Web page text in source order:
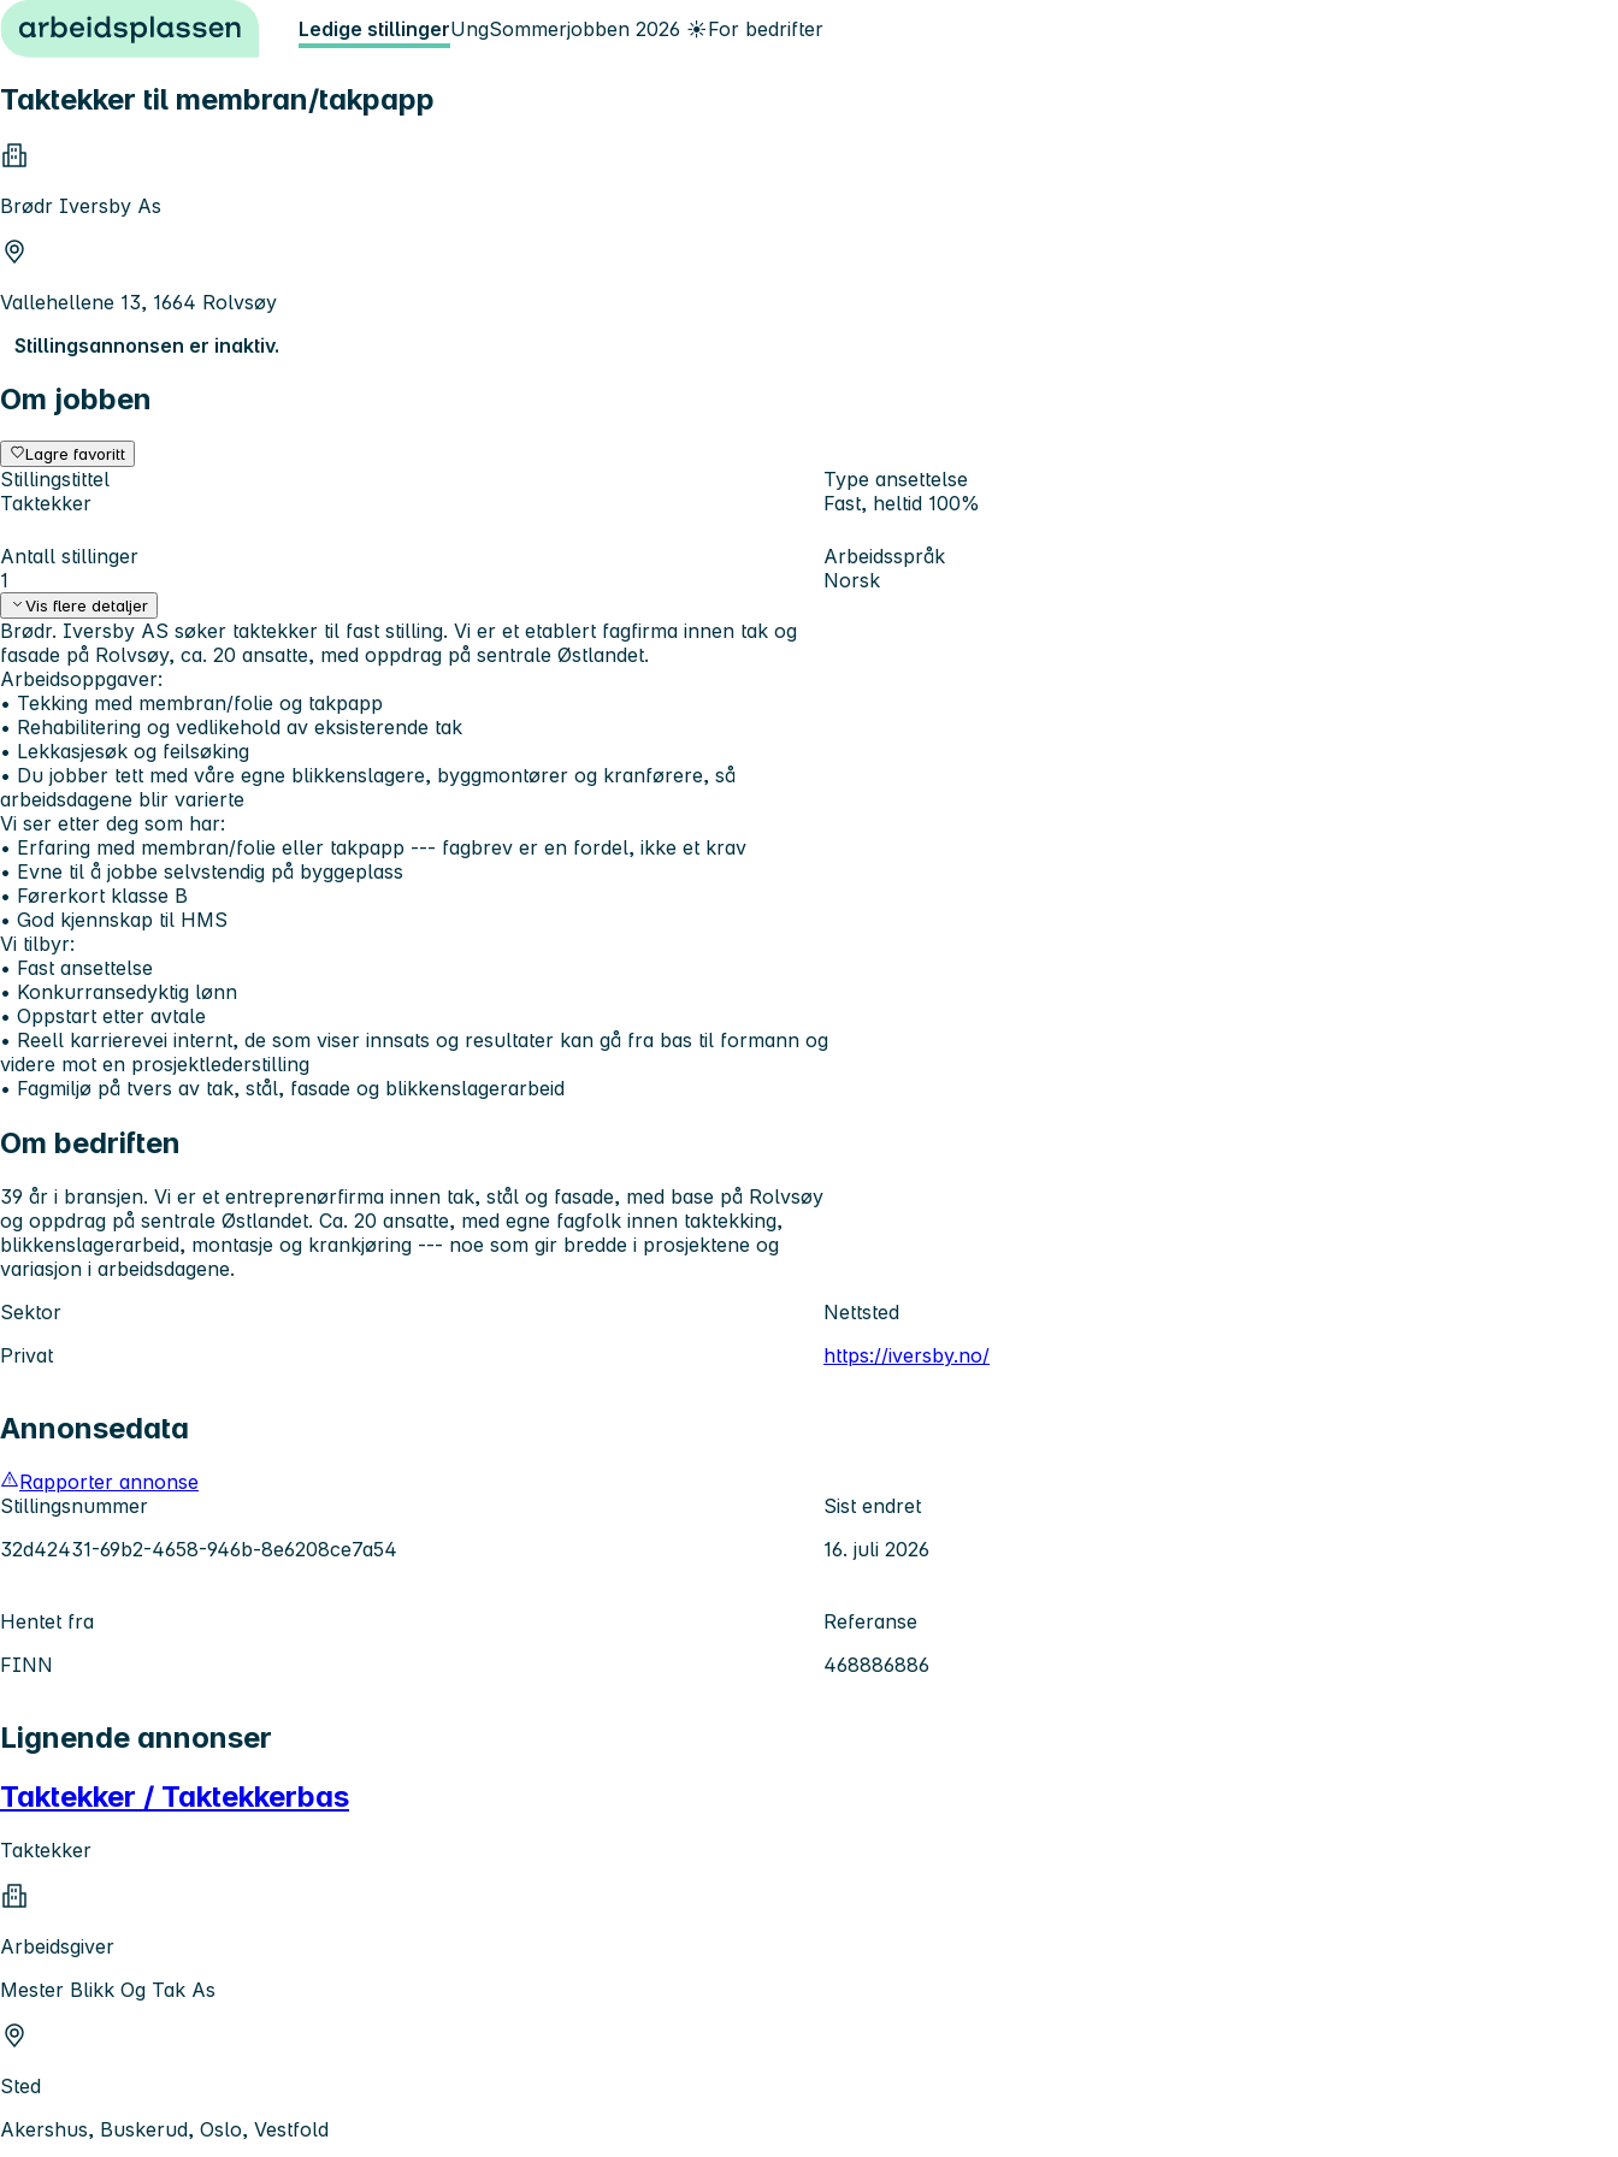
Hopp til innhold Ledige stillingerUngSommerjobben 2026 ☀️For bedrifter
Taktekker til membran/takpapp
Brødr Iversby As
Vallehellene 13, 1664 Rolvsøy
Stillingsannonsen er inaktiv.
Om jobben
Lagre favoritt
Stillingstittel
Taktekker
Type ansettelse
Fast, heltid 100%
Antall stillinger
1
Arbeidsspråk
Norsk
Vis flere detaljer
Brødr. Iversby AS søker taktekker til fast stilling. Vi er et etablert fagfirma innen tak og
fasade på Rolvsøy, ca. 20 ansatte, med oppdrag på sentrale Østlandet.
Arbeidsoppgaver:
• Tekking med membran/folie og takpapp
• Rehabilitering og vedlikehold av eksisterende tak
• Lekkasjesøk og feilsøking
• Du jobber tett med våre egne blikkenslagere, byggmontører og kranførere, så
arbeidsdagene blir varierte
Vi ser etter deg som har:
• Erfaring med membran/folie eller takpapp --- fagbrev er en fordel, ikke et krav
• Evne til å jobbe selvstendig på byggeplass
• Førerkort klasse B
• God kjennskap til HMS
Vi tilbyr:
• Fast ansettelse
• Konkurransedyktig lønn
• Oppstart etter avtale
• Reell karrierevei internt, de som viser innsats og resultater kan gå fra bas til formann og
videre mot en prosjektlederstilling
• Fagmiljø på tvers av tak, stål, fasade og blikkenslagerarbeid
Om bedriften
39 år i bransjen. Vi er et entreprenørfirma innen tak, stål og fasade, med base på Rolvsøy
og oppdrag på sentrale Østlandet. Ca. 20 ansatte, med egne fagfolk innen taktekking,
blikkenslagerarbeid, montasje og krankjøring --- noe som gir bredde i prosjektene og
variasjon i arbeidsdagene.
Sektor
Privat
Nettsted
https://iversby.no/
Annonsedata
Rapporter annonse
Stillingsnummer
32d42431-69b2-4658-946b-8e6208ce7a54
Sist endret
16. juli 2026
Hentet fra
FINN
Referanse
468886886
Lignende annonser
Taktekker / Taktekkerbas
Taktekker
Arbeidsgiver
Mester Blikk Og Tak As
Sted
Akershus, Buskerud, Oslo, Vestfold